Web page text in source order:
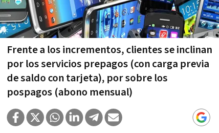
Frente a los incrementos, clientes se inclinan
por los servicios prepagos (con carga previa
de saldo con tarjeta), por sobre los
pospagos (abono mensual)